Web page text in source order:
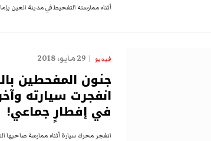
أثناء ممارسته التفحيط في مدينة العين
فيديو 29 مايو، 2018
جنون المفحطين
انفجرت سيارته
في إفطارٍ جماعي!
انفجر محرك سيارة أثناء ممارسة صاحبها